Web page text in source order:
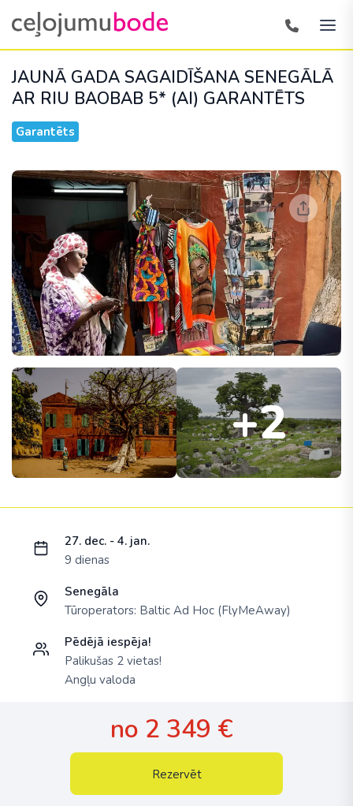
JAUNĀ GADA SAGAIDĪŠANA SENEGĀLĀ
AR RIU BAOBAB 5* (AI) GARANTĒTS
Garantēts
+2
27. dec. - 4. jan.
9 dienas
Senegāla
Tūroperators: Baltic Ad Hoc (FlyMeAway)
Pēdējā iespēja!
Palikušas 2 vietas!
Angļu valoda
no 2 349 €
Rezervēt